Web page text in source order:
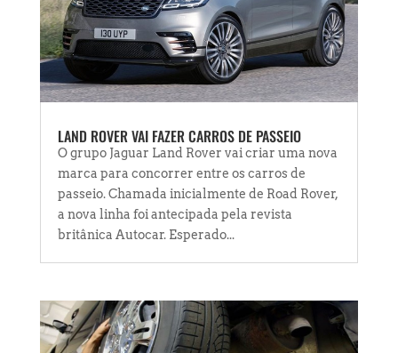
LAND ROVER VAI FAZER CARROS DE PASSEIO
O grupo Jaguar Land Rover vai criar uma nova
marca para concorrer entre os carros de
passeio. Chamada inicialmente de Road Rover,
a nova linha foi antecipada pela revista
britânica Autocar. Esperado...